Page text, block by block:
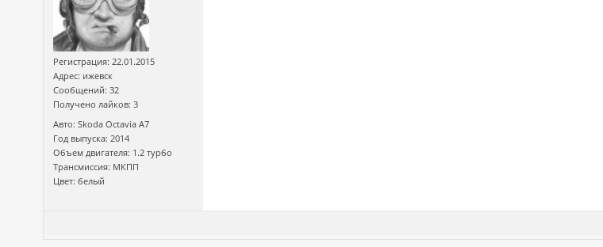
Регистрация: 22.01.2015
Адрес: ижевск
Сообщений: 32
Получено лайков: 3
Авто: Skoda Octavia А7
Год выпуска: 2014
Объем двигателя: 1.2 турбо
Трансмиссия: МКПП
Цвет: белый